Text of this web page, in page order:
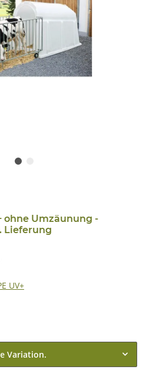
ohne Umzäunung -
Lieferung
UV+
Variation.